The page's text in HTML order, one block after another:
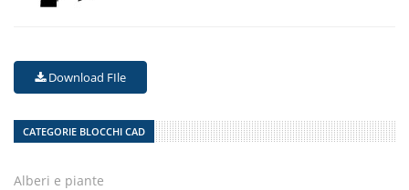
Download FIle
CATEGORIE BLOCCHI CAD
Alberi e piante